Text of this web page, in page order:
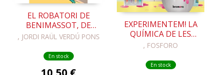
EL ROBATORI DE
BENIMASSOT, DE
MANEL ARCOS I
, JORDI RAÜL VERDÚ PONS
En stock
EXPERIMENTEM! LA
QUÍMICA DE LES
COSES QUE FAN OIS
, FOSFORO
En stock